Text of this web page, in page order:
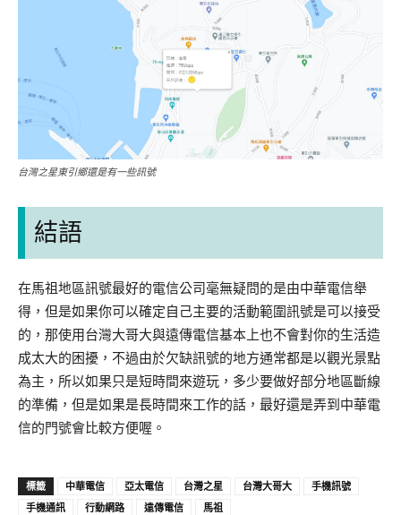
台灣之星東引鄉還是有一些訊號
結語
在馬祖地區訊號最好的電信公司毫無疑問的是由中華電信舉
得，但是如果你可以確定自己主要的活動範圍訊號是可以接受
的，那使用台灣大哥大與遠傳電信基本上也不會對你的生活造
成太大的困擾，不過由於欠缺訊號的地方通常都是以觀光景點
為主，所以如果只是短時間來遊玩，多少要做好部分地區斷線
的準備，但是如果是長時間來工作的話，最好還是弄到中華電
信的門號會比較方便喔。
標籤 中華電信 亞太電信 台灣之星 台灣大哥大
手機訊號
手機通訊
行動網路 遠傳電信 馬祖